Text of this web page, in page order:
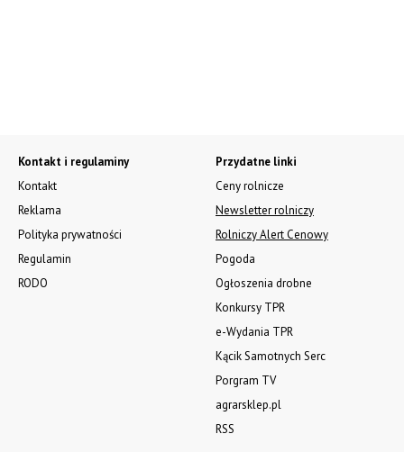
Kontakt i regulaminy
Kontakt
Reklama
Polityka prywatności
Regulamin
RODO
Przydatne linki
Ceny rolnicze
Newsletter rolniczy
Rolniczy Alert Cenowy
Pogoda
Ogłoszenia drobne
Konkursy TPR
e-Wydania TPR
Kącik Samotnych Serc
Porgram TV
agrarsklep.pl
RSS